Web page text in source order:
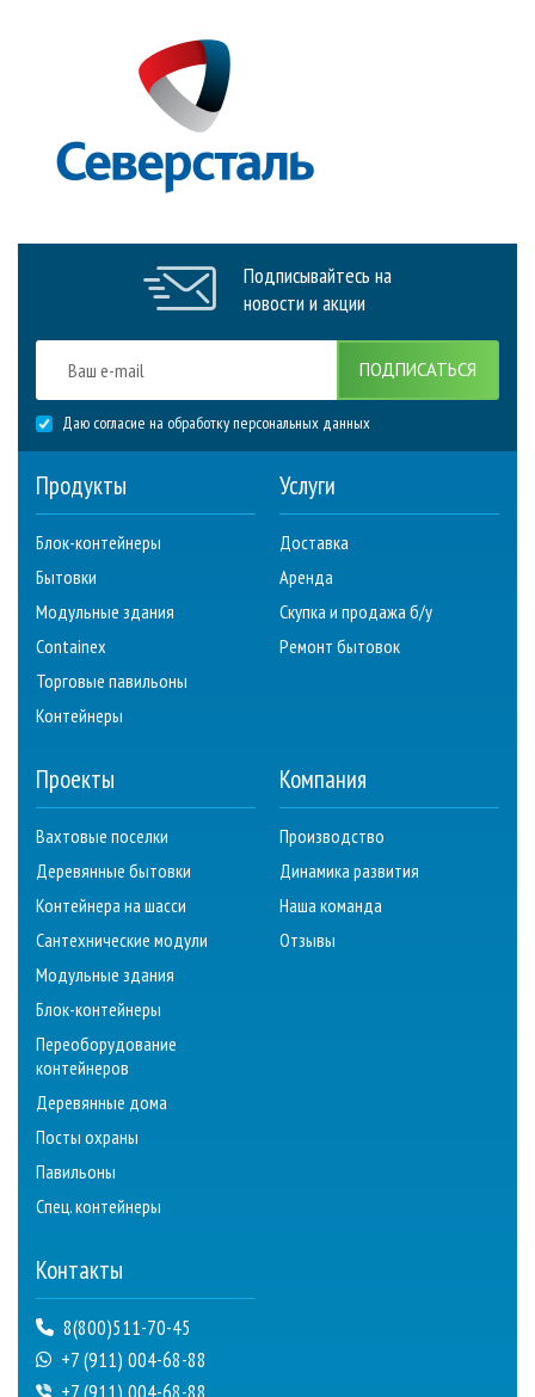
Подписывайтесь на
новости и акции
ПОДПИСАТЬСЯ
Даю согласие на обработку персональных данных
Продукты
Блок-контейнеры
Бытовки
Модульные здания
Containex
Торговые павильоны
Контейнеры
Услуги
Доставка
Аренда
Скупка и продажа б/у
Ремонт бытовок
Проекты
Вахтовые поселки
Деревянные бытовки
Контейнера на шасси
Сантехнические модули
Модульные здания
Блок-контейнеры
Переоборудование
контейнеров
Деревянные дома
Посты охраны
Павильоны
Спец. контейнеры
Компания
Производство
Динамика развития
Наша команда
Отзывы
Контакты
8(800)511-70-45
+7 (911) 004-68-88